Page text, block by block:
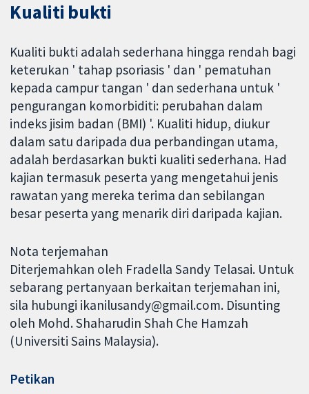
Kualiti bukti
Kualiti bukti adalah sederhana hingga rendah bagi
keterukan ' tahap psoriasis ' dan ' pematuhan
kepada campur tangan ' dan sederhana untuk '
pengurangan komorbiditi: perubahan dalam
indeks jisim badan (BMI) '. Kualiti hidup, diukur
dalam satu daripada dua perbandingan utama,
adalah berdasarkan bukti kualiti sederhana. Had
kajian termasuk peserta yang mengetahui jenis
rawatan yang mereka terima dan sebilangan
besar peserta yang menarik diri daripada kajian.
Nota terjemahan
Diterjemahkan oleh Fradella Sandy Telasai. Untuk
sebarang pertanyaan berkaitan terjemahan ini,
sila hubungi ikanilusandy@gmail.com. Disunting
oleh Mohd. Shaharudin Shah Che Hamzah
(Universiti Sains Malaysia).
Petikan